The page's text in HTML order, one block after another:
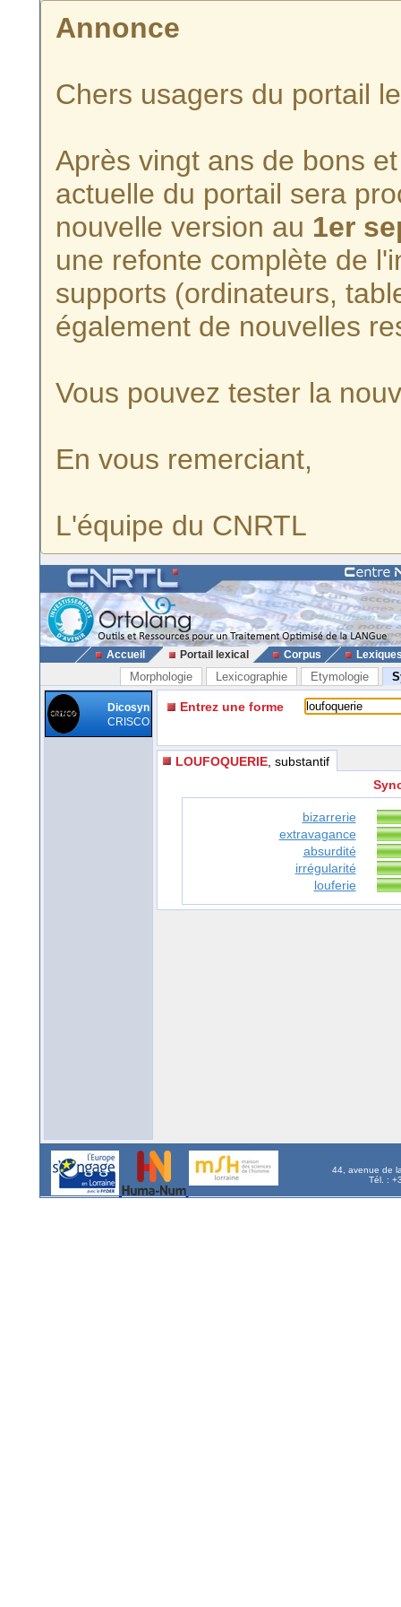
Annonce
Chers usagers du portail
Après vingt ans de bons
actuelle du portail sera
nouvelle version au 1er
une refonte complète de
supports (ordinateurs,
également de nouvelles
Vous pouvez tester la
En vous remerciant,
L'équipe du CNRTL
Accueil Portail lexical Corpus
Morphologie Lexicographie Etymologie
Dicosyn
CRISCO
Entrez une forme
LOUFOQUERIE , substantif
bizarrerie
extravagance
absurdité
irrégularité
louferie
44, avenue de
Tél. :